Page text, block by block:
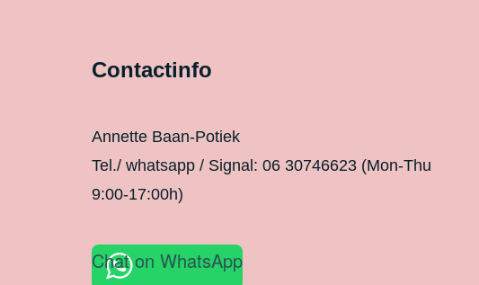
Contactinfo
Annette Baan-Potiek
Tel./ whatsapp / Signal: 06 30746623 (Mon-Thu
9:00-17:00h)
Chat on WhatsApp